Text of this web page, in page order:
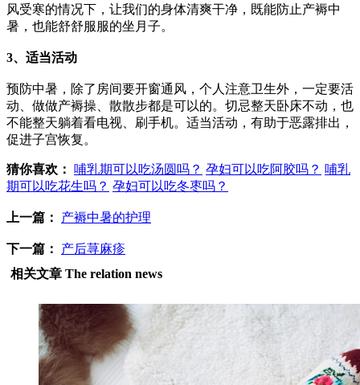
风受寒的情况下，让我们的身体清爽干净，既能防止产褥中
暑，也能舒舒服服的坐月子。
3、适当活动
预防中暑，除了房间要开窗通风，个人注意卫生外，一定要活
动、做做产褥操、散散步都是可以的。切忌整天卧床不动，也
不能整天躺着看电视、刷手机。适当活动，有助于恶露排出，
促进子宫恢复。
猜你喜欢： 哺乳期可以吃汤圆吗？ 孕妇可以吃阿胶吗？ 哺乳
期可以吃花生吗？ 孕妇可以吃冬枣吗？
上一篇： 产褥中暑的护理
下一篇：
产后荨麻疹
相关文章 The relation news